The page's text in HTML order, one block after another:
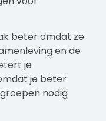
beter omdat ze
en de
je
je beter
nodig